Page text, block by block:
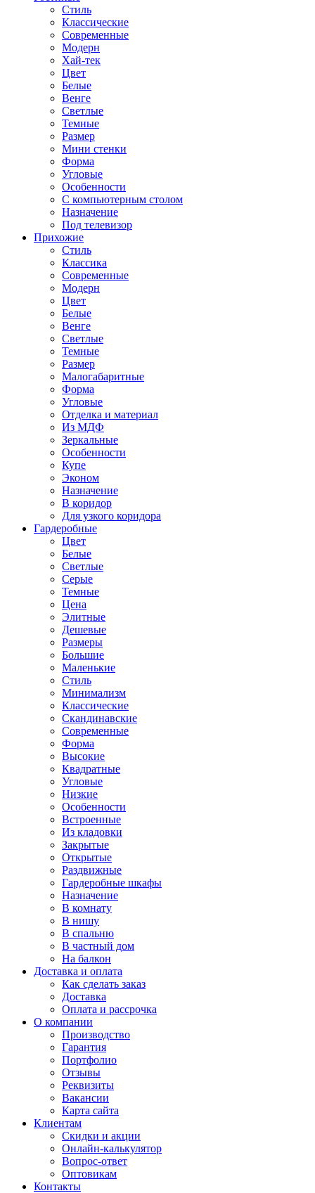
Стиль
Классические
Современные
Модерн
Хай-тек
Цвет
Белые
Венге
Светлые
Темные
Размер
Мини стенки
Форма
Угловые
Особенности
С компьютерным столом
Назначение
Под телевизор
Прихожие
Стиль
Классика
Современные
Модерн
Цвет
Белые
Венге
Светлые
Темные
Размер
Малогабаритные
Форма
Угловые
Отделка и материал
Из МДФ
Зеркальные
Особенности
Купе
Эконом
Назначение
В коридор
Для узкого коридора
Гардеробные
Цвет
Белые
Светлые
Серые
Темные
Цена
Элитные
Дешевые
Размеры
Большие
Маленькие
Стиль
Минимализм
Классические
Скандинавские
Современные
Форма
Высокие
Квадратные
Угловые
Низкие
Особенности
Встроенные
Из кладовки
Закрытые
Открытые
Раздвижные
Гардеробные шкафы
Назначение
В комнату
В нишу
В спальню
В частный дом
На балкон
Доставка и оплата
Как сделать заказ
Доставка
Оплата и рассрочка
О компании
Производство
Гарантия
Портфолио
Отзывы
Реквизиты
Вакансии
Карта сайта
Клиентам
Скидки и акции
Онлайн-калькулятор
Вопрос-ответ
Оптовикам
Контакты